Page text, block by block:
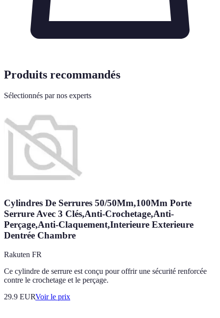
Produits recommandés
Sélectionnés par nos experts
Cylindres De Serrures 50/50Mm,100Mm Porte
Serrure Avec 3 Clés,Anti-Crochetage,Anti-
Perçage,Anti-Claquement,Interieure Exterieure
Dentrée Chambre
Rakuten FR
Ce cylindre de serrure est conçu pour offrir une sécurité renforcée
contre le crochetage et le perçage.
29.9 EURVoir le prix